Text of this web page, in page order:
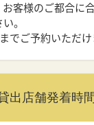
客様のご都合に
。
でご予約いただけ
出店舗発着時